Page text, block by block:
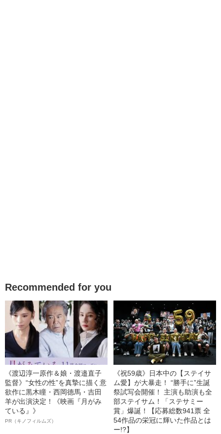
Recommended for you
《渡辺淳一原作＆娘・渡邉直子
監督》“女性の性”を真摯に描く意
欲作に黒木瞳・西岡德馬・吉田
羊が出演決定！《映画『月がみ
ている』》
PR（キノフィルムズ）
《祝59歳》日本中の【ステイサ
ム愛】が大暴走！ “勝手に”生誕
祭試写会開催！ 主演も助演も全
部ステイサム！「ステサミー
賞」爆誕！【応募総数941票 全
54作品の栄冠に輝いた作品とは
ー!?】